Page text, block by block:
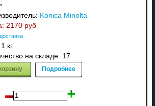
Konica Minolta
2170 руб
доставка
1 кг.
на складе: 17
Подробнее